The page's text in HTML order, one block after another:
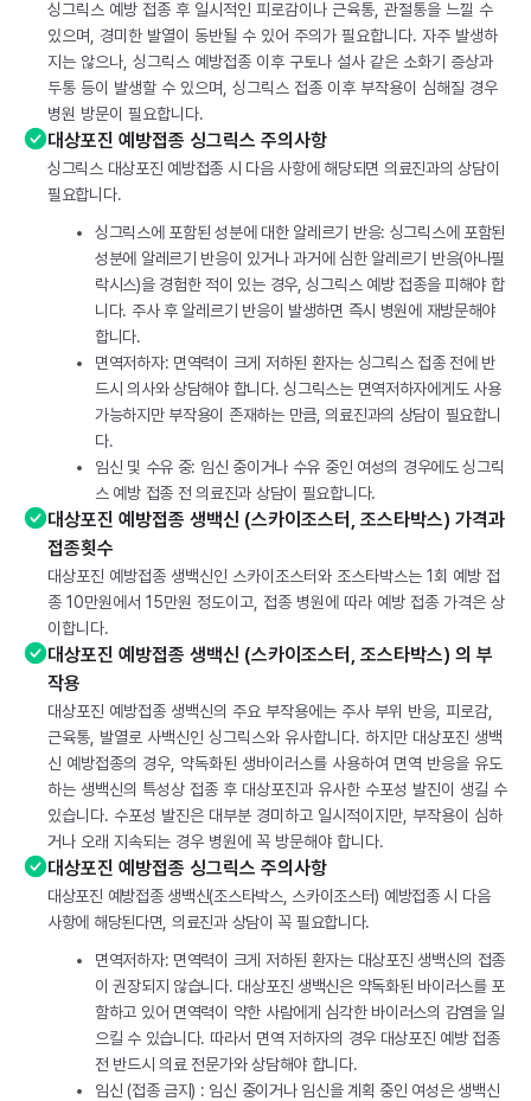
싱그릭스 예방 접종 후 일시적인 피로감이나 근육통, 관절통을 느낄 수
있으며, 경미한 발열이 동반될 수 있어 주의가 필요합니다. 자주 발생하
지는 않으나, 싱그릭스 예방접종 이후 구토나 설사 같은 소화기 증상과
두통 등이 발생할 수 있으며, 싱그릭스 접종 이후 부작용이 심해질 경우
병원 방문이 필요합니다.
대상포진 예방접종 싱그릭스 주의사항
싱그릭스 대상포진 예방접종 시 다음 사항에 해당되면 의료진과의 상담이
필요합니다.
싱그릭스에 포함된 성분에 대한 알레르기 반응: 싱그릭스에 포함된
성분에 알레르기 반응이 있거나 과거에 심한 알레르기 반응(아나필
락시스)을 경험한 적이 있는 경우, 싱그릭스 예방 접종을 피해야 합
니다. 주사 후 알레르기 반응이 발생하면 즉시 병원에 재방문해야
합니다.
면역저하자: 면역력이 크게 저하된 환자는 싱그릭스 접종 전에 반
드시 의사와 상담해야 합니다. 싱그릭스는 면역저하자에게도 사용
가능하지만 부작용이 존재하는 만큼, 의료진과의 상담이 필요합니
다.
임신 및 수유 중: 임신 중이거나 수유 중인 여성의 경우에도 싱그릭
스 예방 접종 전 의료진과 상담이 필요합니다.
대상포진 예방접종 생백신 (스카이조스터, 조스타박스) 가격과
접종횟수
대상포진 예방접종 생백신인 스카이조스터와 조스타박스는 1회 예방 접
종 10만원에서 15만원 정도이고, 접종 병원에 따라 예방 접종 가격은 상
이합니다.
대상포진 예방접종 생백신 (스카이조스터, 조스타박스) 의 부
작용
대상포진 예방접종 생백신의 주요 부작용에는 주사 부위 반응, 피로감,
근육통, 발열로 사백신인 싱그릭스와 유사합니다. 하지만 대상포진 생백
신 예방접종의 경우, 약독화된 생바이러스를 사용하여 면역 반응을 유도
하는 생백신의 특성상 접종 후 대상포진과 유사한 수포성 발진이 생길 수
있습니다. 수포성 발진은 대부분 경미하고 일시적이지만, 부작용이 심하
거나 오래 지속되는 경우 병원에 꼭 방문해야 합니다.
대상포진 예방접종 싱그릭스 주의사항
대상포진 예방접종 생백신(조스타박스, 스카이조스터) 예방접종 시 다음
사항에 해당된다면, 의료진과 상담이 꼭 필요합니다.
면역저하자: 면역력이 크게 저하된 환자는 대상포진 생백신의 접종
이 권장되지 않습니다. 대상포진 생백신은 약독화된 바이러스를 포
함하고 있어 면역력이 약한 사람에게 심각한 바이러스의 감염을 일
으킬 수 있습니다. 따라서 면역 저하자의 경우 대상포진 예방 접종
전 반드시 의료 전문가와 상담해야 합니다.
임신 (접종 금지) : 임신 중이거나 임신을 계획 중인 여성은 생백신